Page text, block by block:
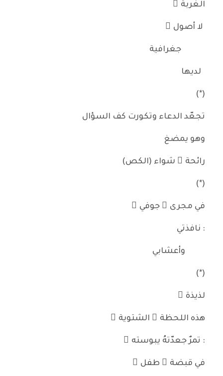
الغربة ُ
لا أصول َ
جغرافية
لديها
(*)
تجعّد الدعاء وتكورت كف السؤال
وهو يمضغ
رائحة َ شواء (الكص)
(*)
في مجرى ٍ جوفي ٍ
: نافذتي
وأعشابي
(*)
لذيذة ٌ
هذه اللحظة ٌ الشتوية ُ
: تمرٌ جعدّتهُ يبوسته ُ
في قبضة ِ طفل ٍ